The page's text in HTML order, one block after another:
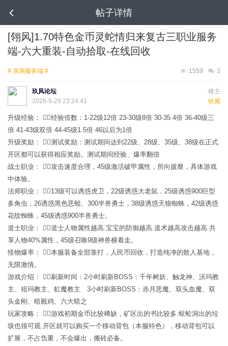
帖子详情
[翎风]1.70特色金币灵蛇情归来复古三职业服务
端-六大重装-自动拾取-在线回收
# 亲测服务端 # 3
1559
楼主
玖风论坛
收藏
2026-5-29 23:24:41
升级经验： 经验倍数：1-22级12倍 23-30级8倍 30-35 4倍 36-40级三
倍 41-43级双倍 44-45级1.5倍 46以后为1倍
升级奖励： 测试奖励：测试期间达到22级、28级、35级、38级在正式
开区都可以获得相应奖励。测试期间经验、爆率翻倍
战士职业： 攻击速度合理，45级激活破甲属性，所向披靡，具体游戏
中体验。
法师职业： 13级可以诱惑虎卫，22级诱惑大老鼠，25级诱惑900巨型
多角虫，26诱惑黑色恶蛆、300半兽勇士，38级诱惑天狼蜘蛛，42级诱惑
花纹蜘蛛，45级诱惑900半兽勇士。
道士职业： 道士人物属性越高.宝宝的防御越高.道术越高攻击越高.共
享人物40%属性，45级召唤9级神兽横着走。
怪物爆率： 本服装备全部靠打，人民币回收，打造纯净的散人基地，
无限激情。
游戏介绍： 刷新时间：2小时刷新BOSS：千年树妖、触龙神、沃玛教
主、祖玛教主、虹魔教主 3小时刷新BOSS：赤月恶魔、双头血魔、双
头金刚、暗殿鸡、六大暗之
玩家攻略： 游戏初期金币比较稀缺，矿区出的书比较多.蜈蚣洞出的垃
圾也很可观.开区就可以购买一个移动背包（本服特色），移动背包可以
扩展，不占负重，不会爆出，搬砖必备。